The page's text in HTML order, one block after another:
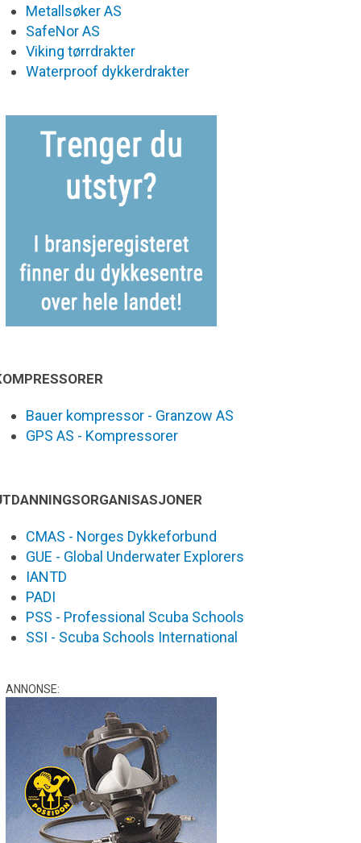
Metallsøker AS
SafeNor AS
Viking tørrdrakter
Waterproof dykkerdrakter
Bauer kompressor - Granzow AS
GPS AS - Kompressorer
CMAS - Norges Dykkeforbund
GUE - Global Underwater Explorers
IANTD
PADI
PSS - Professional Scuba Schools
SSI - Scuba Schools International
ANNONSE: